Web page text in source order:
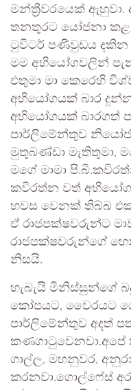
මන්ත්‍රීවරයෙක්
තනතුරට යෝජනා කළ
ටුවිටර් පණිවුඩය දකින
මම අභියෝගවලින්
එතුමා මා කෙරෙහි
අභියෝගයක් බාර
අභියෝගයක් බාරගත්
පාර්ලිමේන්තුව
මුතුබණ්ඩා මැතිතුමා,
මගේ මාමා
කවිරත්න වත් අභියෝග
හවස වෙනක් තිබ්බ
ඒ රාජපක්ෂවරුන්ට
රාජපක්ෂවරුන්ගේ
නිසයි.
හැබැයි මිනිස්සුන්ගේ
කෝපයට, වෛරයට
පාර්ලිමේන්තුව අදත්
ගාල්ල, මහනුවර,
කරනවා.ගොල්ෆේස්